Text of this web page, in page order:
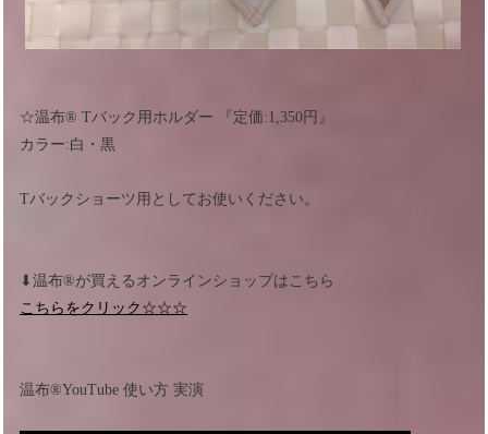
☆温布®︎ Tバック用ホルダー 『定価:1,350円』
カラー:白・黒
Tバックショーツ用としてお使いください。
⬇︎温布®︎が買えるオンラインショップはこちら
こちらをクリック☆☆☆
温布®︎YouTube 使い方 実演